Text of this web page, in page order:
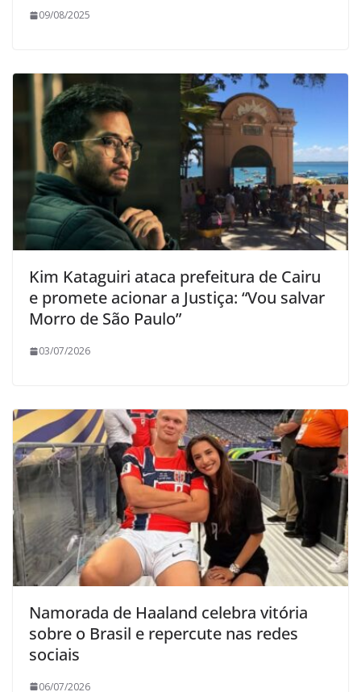
09/08/2025
Kim Kataguiri ataca prefeitura de Cairu
e promete acionar a Justiça: “Vou salvar
Morro de São Paulo”
03/07/2026
Namorada de Haaland celebra vitória
sobre o Brasil e repercute nas redes
sociais
06/07/2026